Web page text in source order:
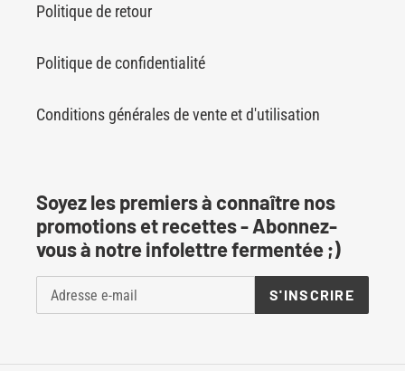
Politique de retour
Politique de confidentialité
Conditions générales de vente et d'utilisation
Soyez les premiers à connaître nos
promotions et recettes - Abonnez-
vous à notre infolettre fermentée ;)
S'INSCRIRE